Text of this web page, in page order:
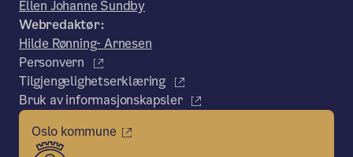
Ellen Johanne Sundby
Webredaktør:
Hilde Rønning- Arnesen
Personvern
Tilgjengelighetserklæring
Bruk av informasjonskapsler
Oslo kommune